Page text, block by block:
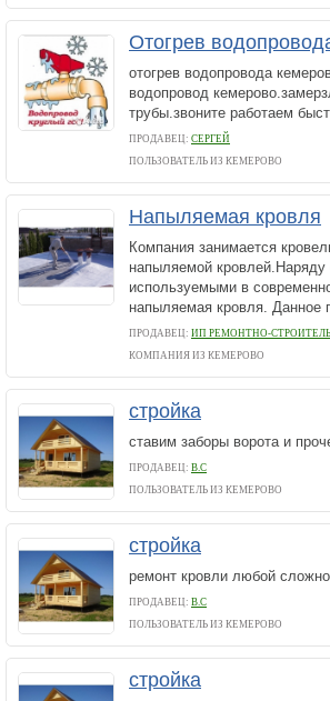
Отогрев
отогрев водопровода
водопровод
трубы.звоните работаем
ПРОДАВЕЦ: СЕРГЕЙ
ПОЛЬЗОВАТЕЛЬ ИЗ КЕМЕРОВО
Напыляемая кровля
Компания занимается
напыляемой
используемыми в
напыляемая кровля. Данное
ПРОДАВЕЦ: ИП РЕМОНТНО-
КОМПАНИЯ ИЗ КЕМЕРОВО
стройка
ставим заборы ворота и
ПРОДАВЕЦ: В.С
ПОЛЬЗОВАТЕЛЬ ИЗ КЕМЕРОВО
стройка
ремонт кровли любой
ПРОДАВЕЦ: В.С
ПОЛЬЗОВАТЕЛЬ ИЗ КЕМЕРОВО
стройка